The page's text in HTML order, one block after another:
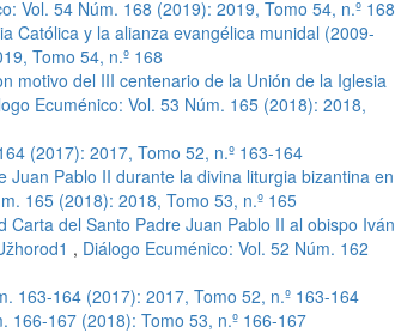
Vol. 54 Núm. 168 (2019): 2019, Tomo 54, n.º 168
Católica y la alianza evangélica munidal (2009-
Tomo 54, n.º 168
motivo del III centenario de la Unión de la Iglesia
Ecuménico: Vol. 53 Núm. 165 (2018): 2018,
(2017): 2017, Tomo 52, n.º 163-164
Pablo II durante la divina liturgia bizantina en
165 (2018): 2018, Tomo 53, n.º 165
Carta del Santo Padre Juan Pablo II al obispo Iván
, Diálogo Ecuménico: Vol. 52 Núm. 162
163-164 (2017): 2017, Tomo 52, n.º 163-164
166-167 (2018): Tomo 53, n.º 166-167